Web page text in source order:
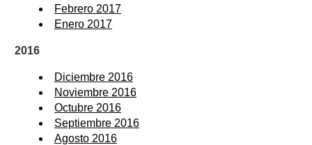
Febrero 2017
Enero 2017
2016
Diciembre 2016
Noviembre 2016
Octubre 2016
Septiembre 2016
Agosto 2016